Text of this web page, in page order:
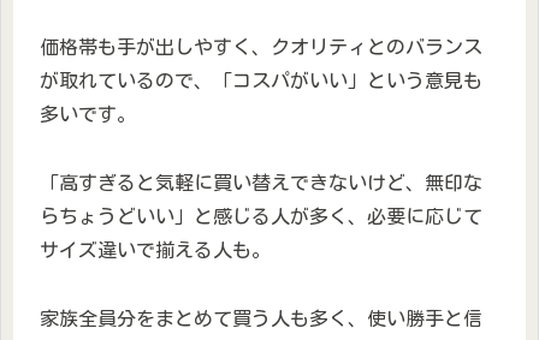
価格帯も手が出しやすく、クオリティとのバランス
が取れているので、「コスパがいい」という意見も
多いです。
「高すぎると気軽に買い替えできないけど、無印な
らちょうどいい」と感じる人が多く、必要に応じて
サイズ違いで揃える人も。
家族全員分をまとめて買う人も多く、使い勝手と信